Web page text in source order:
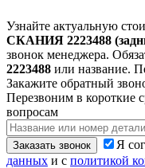
Узнайте актуальную
СКАНИЯ 2223488
звонок менеджера.
2223488 или название.
Закажите обратный
Перезвоним в короткие
вопросам
Заказать звонок Я
данных и с политикой